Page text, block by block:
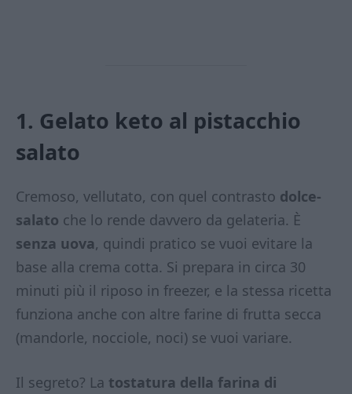
1. Gelato keto al pistacchio
salato
Cremoso, vellutato, con quel contrasto dolce-
salato che lo rende davvero da gelateria. È
senza uova, quindi pratico se vuoi evitare la
base alla crema cotta. Si prepara in circa 30
minuti più il riposo in freezer, e la stessa ricetta
funziona anche con altre farine di frutta secca
(mandorle, nocciole, noci) se vuoi variare.
Il segreto? La tostatura della farina di